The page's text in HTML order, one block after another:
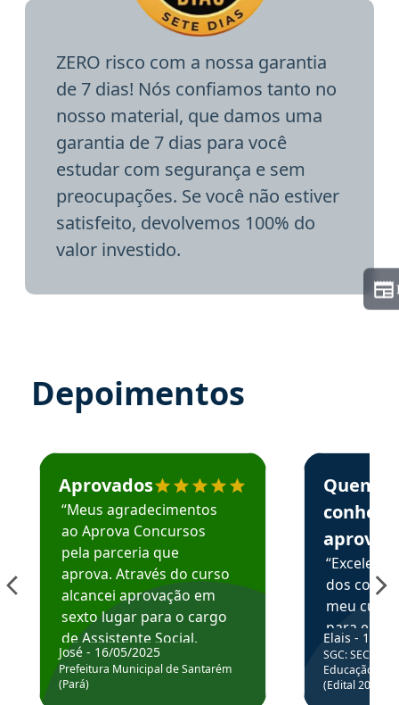
ZERO risco com a nossa garantia
de 7 dias! Nós confiamos tanto no
nosso material, que damos uma
garantia de 7 dias para você
estudar com segurança e sem
preocupações. Se você não estiver
satisfeito, devolvemos 100% do
valor investido.
Depoimentos
Estudante José recomenda o Aprova Concursos em
Aprovados
“Meus agradecimentos
ao Aprova Concursos
pela parceria que
aprova. Através do curso
alcancei aprovação em
sexto lugar para o cargo
de Assistente Social.
Hoje estou atuando na
Prefeitura de Santarém.
José - 16/05/2025
Prefeitura Municipal de Santarém
(Pará)
Estudante
Quem
aprova
dos
meu
para
colocar
através
de
Elais - 15/
SGC: SEC BA
Educação
(Edital